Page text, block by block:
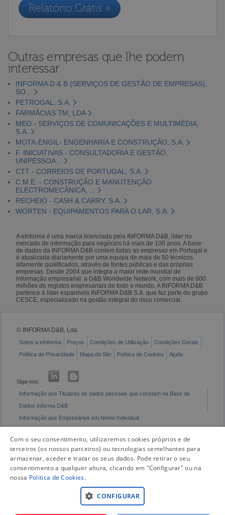
Relatório Grátis »
Outras empresas que lhe podem
interessar
INFORMA D & B (SERVIÇOS DE GESTÃO DE EMPRESAS),
SO...
PETROGAL, S.A.
FARMÁCIAS TM, LDA
MEO - SERVIÇOS DE COMUNICAÇÕES E MULTIMÉDIA,
S.A.
MOTA-ENGIL- ENGENHARIA E CONSTRUÇÃO, S.A.
F. INICIATIVAS - CONSULTADORIA E GESTÃO,
UNIPESSOA...
CTT - CORREIOS DE PORTUGAL, S.A.
C.M.E. - CONSTRUÇÃO E MANUTENÇÃO
ELECTROMECÂNICA, ...
RECHEIO - CASH & CARRY, S.A.
WORTEN - EQUIPAMENTOS PARA O LAR, S.A.
A eInforma é uma marca licenciada pela INFORMA D&B, líder no
mercado de informação para negócios há mais de 100 anos. A base
de dados da INFORMA D&B contém todas as empresas em Portugal e
é atualizada diariamente por uma equipa de mais de 50 técnicos
altamente qualificados, através de fontes públicas e das próprias
empresas. Desde 2004 que integra a maior rede mundial de
informação empresarial: a D&B Worldwide Network, com mais de 600
milhões de registos empresariais de todo o mundo. A INFORMA D&B
pertence à líder espanhola INFORMA D&B S.A. que faz parte do grupo
CESCE, especializado na gestão integral do risco comercial.
© INFORMA D&B, Lda
Sobre a eInforma Preços Condições de Utilização
Condições Gerais
Política de Privacidade
Mapa do Site Política de Cookies Ajuda
Siga-nos:
Informação aos Titulares de dados pessoais que constam na Base de
Dados Informa D&B
Informação aos Empresários em Nome Individual
Com o seu consentimento, utilizaremos cookies próprios e de
terceiros (os nossos parceiros) ou tecnologias semelhantes para
armazenar, aceder e tratar os seus dados. Pode retirar o seu
consentimento a qualquer altura, clicando em "Configurar" ou na
nossa Politica de Cookies.
CONFIGURAR